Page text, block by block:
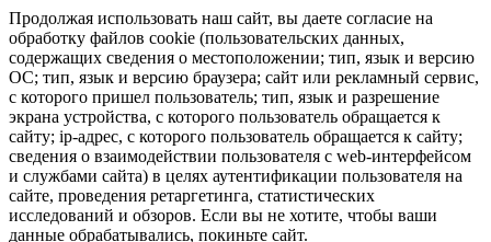
Продолжая использовать наш сайт, вы даете согласие на
обработку файлов cookie (пользовательских данных,
содержащих сведения о местоположении; тип, язык и версию
ОС; тип, язык и версию браузера; сайт или рекламный сервис,
с которого пришел пользователь; тип, язык и разрешение
экрана устройства, с которого пользователь обращается к
сайту; ip-адрес, с которого пользователь обращается к сайту;
сведения о взаимодействии пользователя с web-интерфейсом
и службами сайта) в целях аутентификации пользователя на
сайте, проведения ретаргетинга, статистических
исследований и обзоров. Если вы не хотите, чтобы ваши
данные обрабатывались, покиньте сайт.